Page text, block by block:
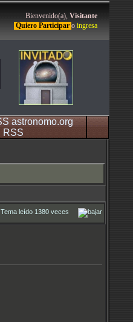
Bienvenido(a), Visitante
Quiero Participar o ingresa
RSS
Tema leído 1380 veces